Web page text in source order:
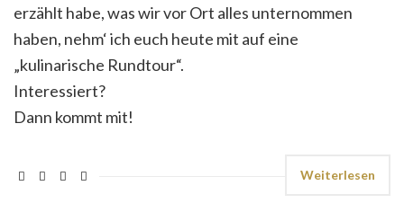
erzählt habe, was wir vor Ort alles unternommen
haben, nehm‘ ich euch heute mit auf eine
„kulinarische Rundtour“.
Interessiert?
Dann kommt mit!
Weiterlesen